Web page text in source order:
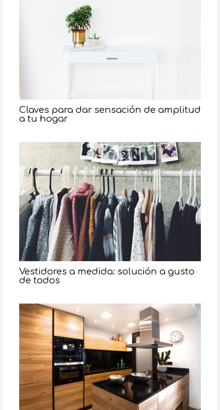
Claves para dar sensación de amplitud
a tu hogar
Vestidores a medida: solución a gusto
de todos